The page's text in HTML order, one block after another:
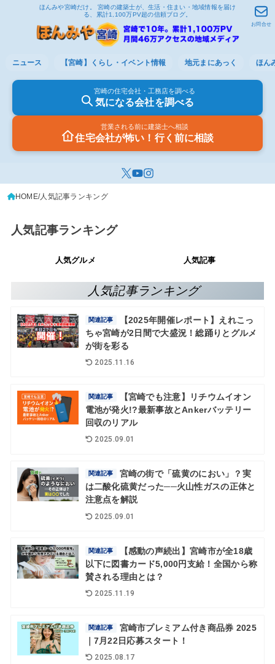
ほんみや宮崎だけ。 宮崎の建築士が、生活・住まい・地域情報を届け
る、累計1,100万PV超の信頼ブログ。
ニュース 【宮崎】くらし・イベント情報 地元まにあっく ほん
宮崎の住宅会社・工務店を調べる
気になる会社を調べる
営業される前に建築士へ相談
住宅会社が怖い！行く前に相談
お問合せ
HOME 人気記事ランキング
人気記事ランキング
人気グルメ 人気記事
人気記事ランキング
関連記事
【2025年開催レポート】えれこっ
ちゃ宮崎が2日間で大盛況！総踊りとグルメ
が街を彩る
2025.11.16
関連記事
【宮崎でも注意】リチウムイオン
電池が発火!?最新事故とAnkerバッテリー
回収のリアル
2025.09.01
関連記事
宮崎の街で「硫黄のにおい」？実
は二酸化硫黄だった──火山性ガスの正体と
注意点を解説
2025.09.01
関連記事
【感動の声続出】宮崎市が全18歳
以下に図書カード5,000円支給！全国から称
賛される理由とは？
2025.11.19
関連記事
宮崎市プレミアム付き商品券 2025
｜7月22日応募スタート！
2025.08.17